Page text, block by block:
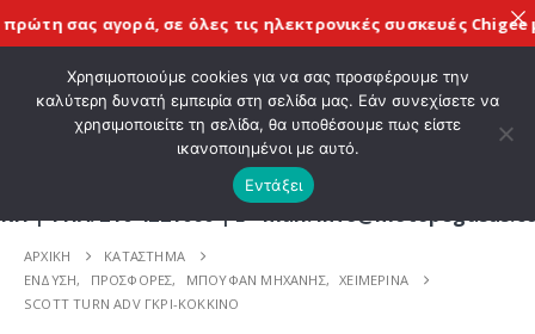
ΚΑΛΩΣ ΗΡΘΑΤΕ ΣΤΟ E-SHOP ΜΟΤΟ ΠΗΓΑΣΟΣ !
| E - mail: info@motopegasus.com |
ΑΡΧΙΚΉ
ΚΑΤΆΣΤΗΜΑ
ΕΝΔΥΣΗ, ΠΡΟΣΦΟΡΕΣ, ΜΠΟΥΦΑΝ ΜΗΧΑΝΗΣ,
ΧΕΙΜΕΡΙΝΑ
SCOTT TURN ADV ΓΚΡΙ-ΚΟΚΚΙΝΟ
σας αγορά, σε όλες τιςηλεκτρονικές συσκευές Chigeeμε
Χρησιμοποιούμε cookies για να σας προσφέρουμε την
καλύτερη δυνατή εμπειρία στη σελίδα μας. Εάν συνεχίσετε να
χρησιμοποιείτε τη σελίδα, θα υποθέσουμε πως είστε
ικανοποιημένοι με αυτό.
Εντάξει